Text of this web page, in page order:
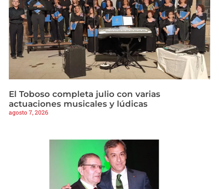
El Toboso completa julio con varias
actuaciones musicales y lúdicas
agosto 7, 2026